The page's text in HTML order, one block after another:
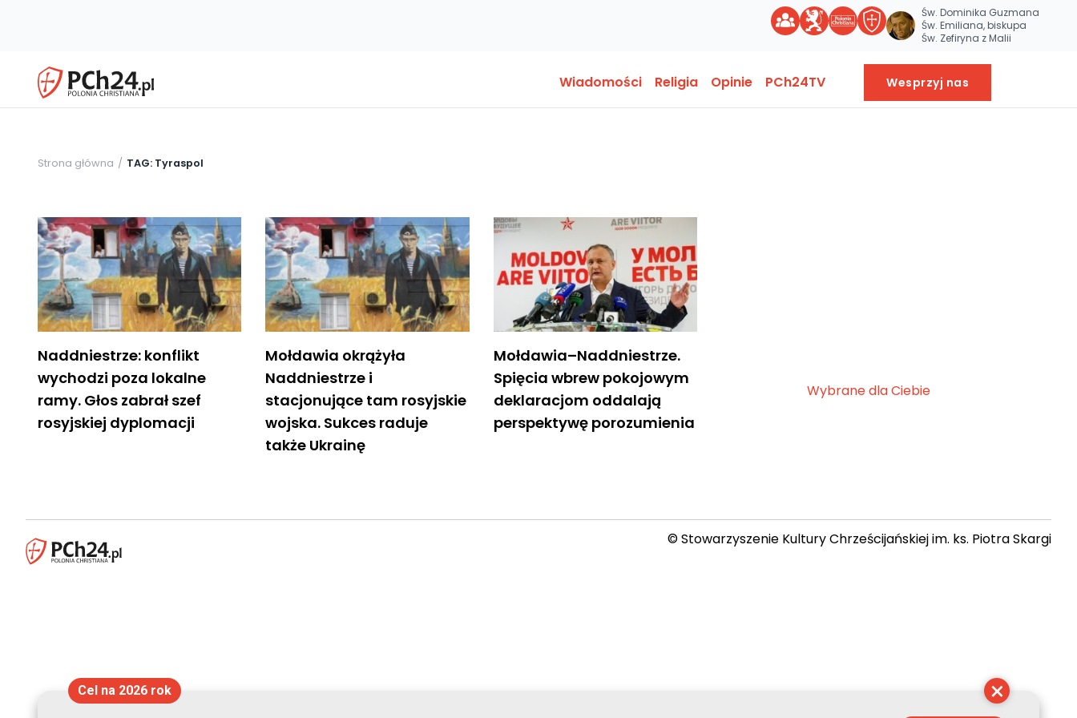
Św. Dominika Guzmana
Św. Emiliana, biskupa
Św. Zefiryna z Malii
Wiadomości Religia Opinie PCh24TV Wesprzyj nas
Strona główna TAG: Tyraspol
Naddniestrze: konflikt
wychodzi poza lokalne
ramy. Głos zabrał szef
rosyjskiej dyplomacji
Mołdawia okrążyła
Naddniestrze i
stacjonujące tam rosyjskie
wojska. Sukces raduje
także Ukrainę
Mołdawia–Naddniestrze.
Spięcia wbrew pokojowym
deklaracjom oddalają
perspektywę porozumienia
Wybrane dla Ciebie
© Stowarzyszenie Kultury Chrześcijańskiej im. ks. Piotra Skargi
×
Cel na 2026 rok